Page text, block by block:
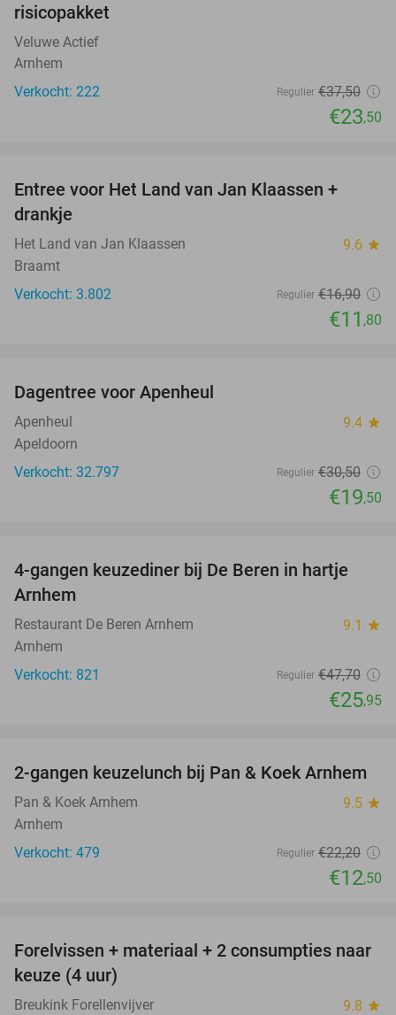
risicopakket
Veluwe Actief
Arnhem
Verkocht: 222
Regulier €37,50
€23,50
Entree voor Het Land van Jan Klaassen +
drankje
Het Land van Jan Klaassen 9.6 star
Braamt
Verkocht: 3.802
Regulier €16,90
€11 ,80
Dagentree voor Apenheul
Apenheul 9.4 star
Apeldoorn
Verkocht: 32.797
Regulier €30,50
€19,50
46%
4-gangen keuzediner bij De Beren in hartje
Arnhem
Restaurant De Beren Arnhem 9.1 star
Arnhem
Verkocht: 821
Regulier €47,70
€25,95
44%
2-gangen keuzelunch bij Pan & Koek Arnhem
Pan & Koek Arnhem 9.5 star
Arnhem
Verkocht: 479
Regulier €22,20
€12,50
50%
Forelvissen + materiaal + 2 consumpties naar
keuze (4 uur)
Breukink Forellenvijver 9.8 star